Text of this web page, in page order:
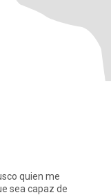
quien me
sea capaz de